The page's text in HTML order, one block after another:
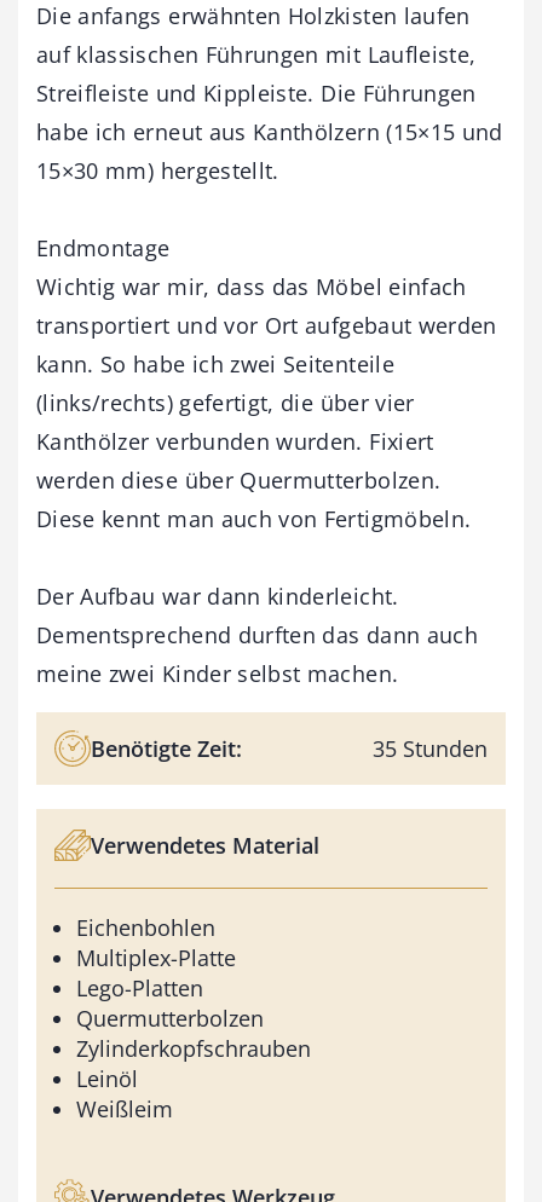
Die anfangs erwähnten Holzkisten laufen
auf klassischen Führungen mit Laufleiste,
Streifleiste und Kippleiste. Die Führungen
habe ich erneut aus Kanthölzern (15×15 und
15×30 mm) hergestellt.
Endmontage
Wichtig war mir, dass das Möbel einfach
transportiert und vor Ort aufgebaut werden
kann. So habe ich zwei Seitenteile
(links/rechts) gefertigt, die über vier
Kanthölzer verbunden wurden. Fixiert
werden diese über Quermutterbolzen.
Diese kennt man auch von Fertigmöbeln.
Der Aufbau war dann kinderleicht.
Dementsprechend durften das dann auch
meine zwei Kinder selbst machen.
Benötigte Zeit: 35 Stunden
Verwendetes Material
Eichenbohlen
Multiplex-Platte
Lego-Platten
Quermutterbolzen
Zylinderkopfschrauben
Leinöl
Weißleim